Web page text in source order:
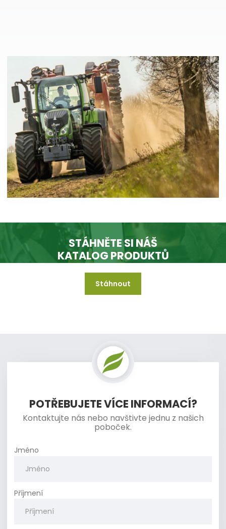
STÁHNĚTE SI NÁŠ
KATALOG PRODUKTŮ
Stáhnout
POTŘEBUJETE VÍCE INFORMACÍ?
Kontaktujte nás nebo navštivte jednu z našich
poboček.
Jméno
Příjmení